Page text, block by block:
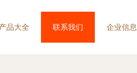
产品大全 联系我们 企业信息